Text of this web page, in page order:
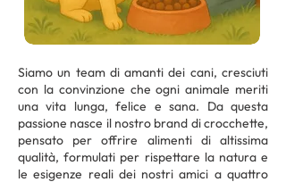
Siamo un team di amanti dei cani, cresciuti
con la convinzione che ogni animale meriti
una vita lunga, felice e sana. Da questa
passione nasce il nostro brand di crocchette,
pensato per offrire alimenti di altissima
qualità, formulati per rispettare la natura e
le esigenze reali dei nostri amici a quattro